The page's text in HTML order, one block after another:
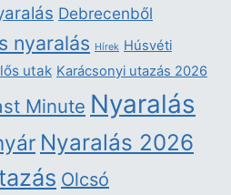
Debrecenből
nyaralás Hírek Húsvéti
utak Karácsonyi utazás 2026
Minute Nyaralás
Nyaralás 2026
Olcsó